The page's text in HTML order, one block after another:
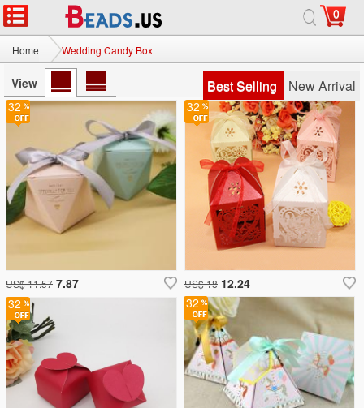
0
Home Wedding Candy Box
View Best Selling New Arrival
32
32
US$ 11.57 7.87
32
US$ 18 12.24
32